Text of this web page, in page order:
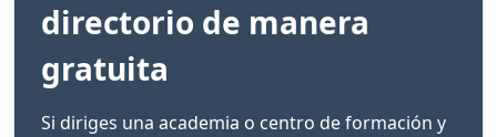
directorio de manera
gratuita
Si diriges una academia o centro de formación y